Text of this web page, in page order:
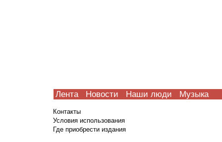
Лента Новости Наши люди Музыка
Контакты
Условия использования
Где приобрести издания